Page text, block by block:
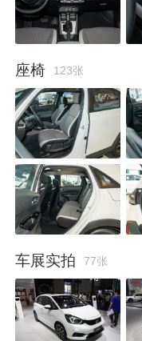
座椅 123张
车展实拍 77张